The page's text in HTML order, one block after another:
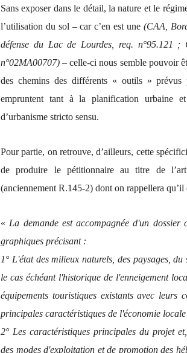
Sans exposer dans le détail, la nature et le
l’utilisation du sol – car c’en est une (CAA,
défense du Lac de Lourdes, req. n°95.121
n°02MA00707) – celle-ci nous semble pouvoir
des chemins des différents « outils » prévus
empruntent tant à la planification urbaine et
d’urbanisme stricto sensu.
Pour partie, on retrouve, d’ailleurs, cette
de produire le pétitionnaire au titre de
(anciennement R.145-2) dont on rappellera qu’il
« La demande est accompagnée d'un
graphiques précisant :
1° L'état des milieux naturels, des paysages,
le cas échéant l'historique de l'enneigement
équipements touristiques existants avec leurs
principales caractéristiques de l'économie
2° Les caractéristiques principales du projet
des modes d'exploitation et de promotion des